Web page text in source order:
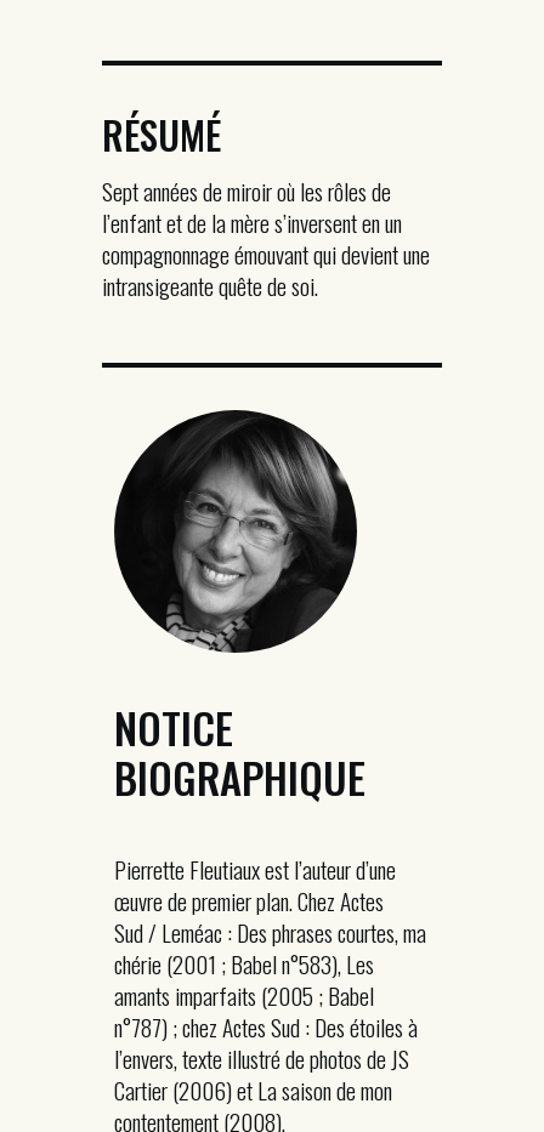
RÉSUMÉ
Sept années de miroir où les rôles de
l’enfant et de la mère s’inversent en un
compagnonnage émouvant qui devient une
intransigeante quête de soi.
NOTICE
BIOGRAPHIQUE
Pierrette Fleutiaux est l’auteur d’une
œuvre de premier plan. Chez Actes
Sud / Leméac : Des phrases courtes, ma
chérie (2001 ; Babel n°583), Les
amants imparfaits (2005 ; Babel
n°787) ; chez Actes Sud : Des étoiles à
l’envers, texte illustré de photos de JS
Cartier (2006) et La saison de mon
contentement (2008).